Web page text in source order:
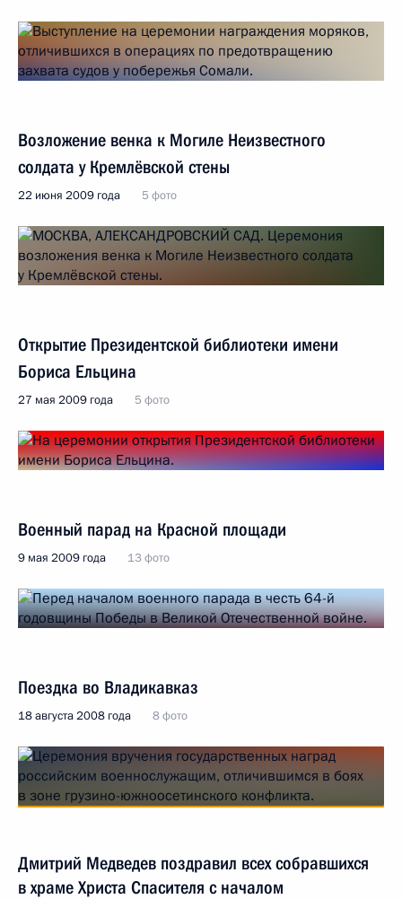
Возложение венка к Могиле Неизвестного
солдата у Кремлёвской стены
22 июня 2009 года 5 фото
Открытие Президентской библиотеки имени
Бориса Ельцина
27 мая 2009 года 5 фото
Военный парад на Красной площади
9 мая 2009 года 13 фото
Поездка во Владикавказ
18 августа 2008 года 8 фото
Дмитрий Медведев поздравил всех собравшихся
в храме Христа Спасителя с началом